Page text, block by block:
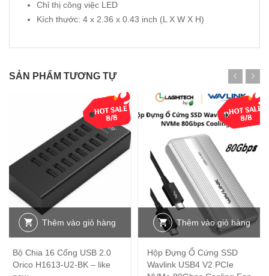
Chỉ thị công việc LED
Kích thước: 4 x 2.36 x 0.43 inch (L X W X H)
SẢN PHẨM TƯƠNG TỰ
-46%
Thêm vào giỏ hàng
Bộ Chia 16 Cổng USB 2.0
Orico H1613-U2-BK – like
-25%
Thêm vào giỏ hàng
Hộp Đựng Ổ Cứng SSD
Wavlink USB4 V2 PCIe